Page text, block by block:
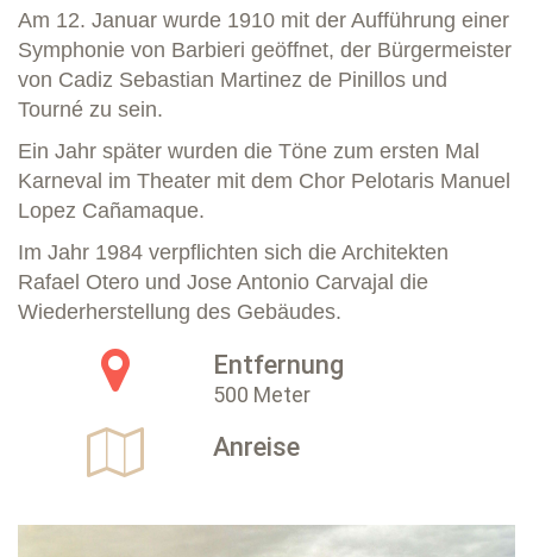
Am 12. Januar wurde 1910 mit der Aufführung einer
Symphonie von Barbieri geöffnet, der Bürgermeister
von Cadiz Sebastian Martinez de Pinillos und
Tourné zu sein.
Ein Jahr später wurden die Töne zum ersten Mal
Karneval im Theater mit dem Chor Pelotaris Manuel
Lopez Cañamaque.
Im Jahr 1984 verpflichten sich die Architekten
Rafael Otero und Jose Antonio Carvajal die
Wiederherstellung des Gebäudes.
Entfernung
500 Meter
Anreise
Previous Next